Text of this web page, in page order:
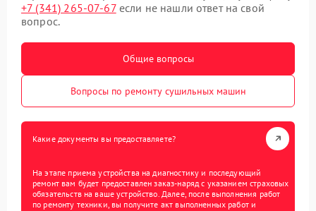
+7 (341) 265-07-67если не нашли ответ на свой
вопрос.
Общие вопросы
Вопросы по ремонту сушильных машин
Какие документы вы предоставляете?
На этапе приема устройства на диагностику и последующий
ремонт вам будет предоставлен заказ-наряд с указанием страховых
обязательств на ваше устройство. Далее, после выполнения работ
по ремонту техники, вы получите акт выполненных работ и